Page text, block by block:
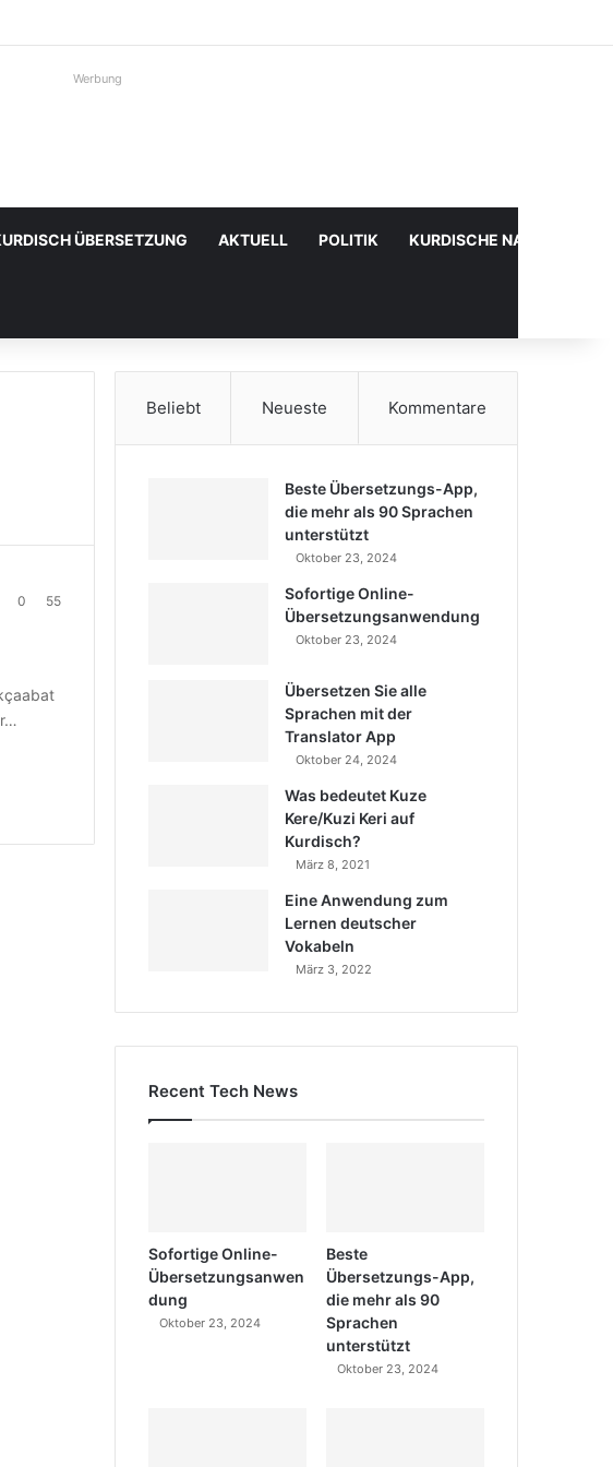
Werbung
ÜBERSETZUNG AKTUELL POLITIK KURDISCHE
0 55
Beliebt Neueste Kommentare
Beste Übersetzungs-App,
die mehr als 90 Sprachen
unterstützt
Oktober 23, 2024
Sofortige Online-
Übersetzungsanwendung
Oktober 23, 2024
Übersetzen Sie alle
Sprachen mit der
Translator App
Oktober 24, 2024
Was bedeutet Kuze
Kere/Kuzi Keri auf
Kurdisch?
März 8, 2021
Eine Anwendung zum
Lernen deutscher
Vokabeln
März 3, 2022
Recent Tech News
Sofortige Online-
Übersetzungsanwen
dung
Oktober 23, 2024
Beste
Übersetzungs-App,
die mehr als 90
Sprachen
unterstützt
Oktober 23, 2024